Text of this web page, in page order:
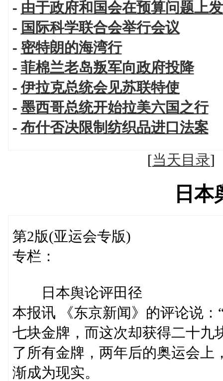
- 由于政府和国会在预算问题上
- 国际科学联合会举行会议
-密特朗的海湾行
- 菲棉兰老岛叛军向政府投降
-伊拉克总统会见苏联特使
- 墨西哥总统开始拉美六国之行
- 布什否决限制纺织品进口法案
[当天目录
日本
第2版(亚运会专版)
专栏：
日本舆论评田径
本报讯 《东京新闻》的评论说
七块金牌，而这次却获得二十九
了所有金牌，两年后的奥运会上
渐成为现实。